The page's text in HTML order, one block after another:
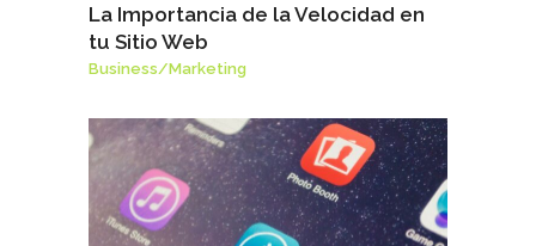
La Importancia de la Velocidad en
tu Sitio Web
Business/Marketing